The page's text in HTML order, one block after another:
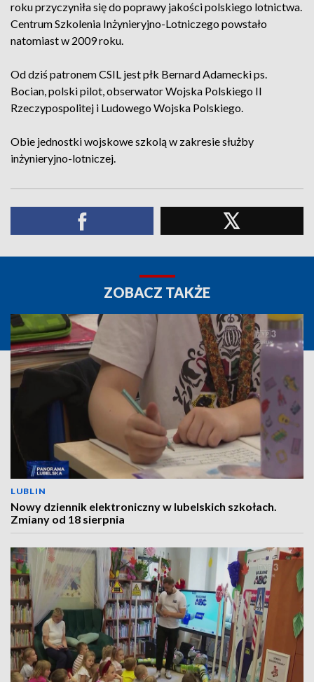
roku przyczyniła się do poprawy jakości polskiego lotnictwa.
Centrum Szkolenia Inżynieryjno-Lotniczego powstało
natomiast w 2009 roku.
Od dziś patronem CSIL jest płk Bernard Adamecki ps.
Bocian, polski pilot, obserwator Wojska Polskiego II
Rzeczypospolitej i Ludowego Wojska Polskiego.
Obie jednostki wojskowe szkolą w zakresie służby
inżynieryjno-lotniczej.
ZOBACZ TAKŻE
LUBLIN
Nowy dziennik elektroniczny w lubelskich szkołach.
Zmiany od 18 sierpnia